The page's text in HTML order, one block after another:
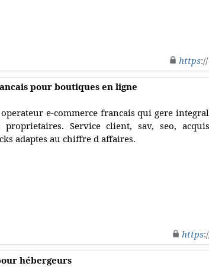
https
pour boutiques en ligne
e-commerce francais qui gere
Service client, sav, seo,
adaptes au chiffre d affaires.
https
hébergeurs